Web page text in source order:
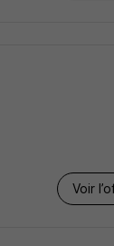
Voir